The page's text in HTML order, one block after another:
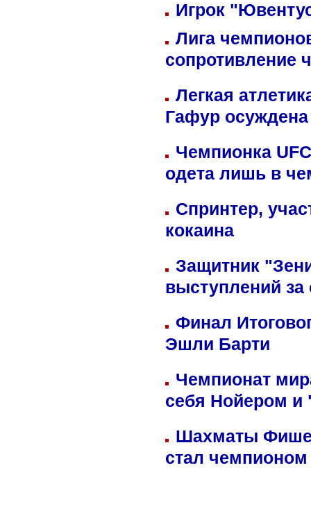
Игрок
Лига
сопротивление
Легкая
Гафур осуждена
Чемпионка
одета лишь в
Спринтер,
кокаина
Защитник
выступлений
Финал
Эшли Барти
Чемпионат
себя Нойером и
Шахматы
стал